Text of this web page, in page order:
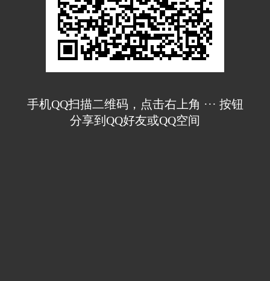
手机QQ扫描二维码，点击右上角 ··· 按钮
分享到QQ好友或QQ空间